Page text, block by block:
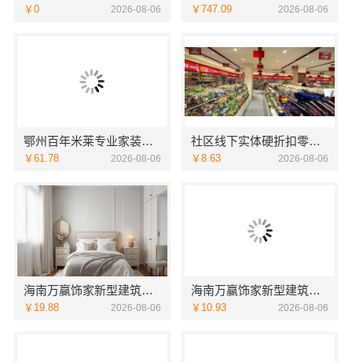
￥0 2026-08-06 ￥747.09 2026-08-06
鄂州百年米莱专业家装实景案例全记录
￥61.78 2026-08-06
社区线下实体硬折扣零食铺全域盈利
￥8.63 2026-08-06
海南万赢饰家新型建筑材料有限公：局部改造居室工期提速
￥19.88 2026-08-06
海南万赢饰家新型建筑材料有限公：乡村自建居室水电规整
￥10.93 2026-08-06